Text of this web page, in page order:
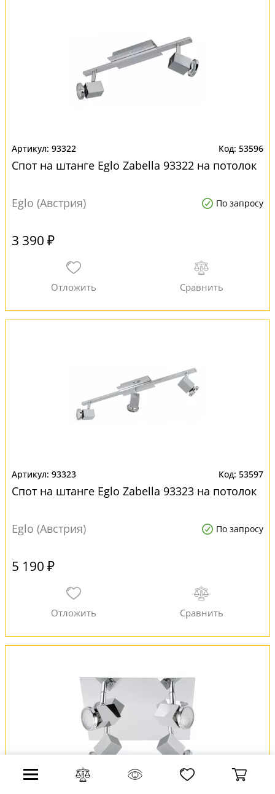
93322 53596
Спот на штанге Eglo Zabella 93322 на потолок
Eglo (Австрия) По запросу
3 390 ₽
93323 53597
Спот на штанге Eglo Zabella 93323 на потолок
Eglo (Австрия) По запросу
5 190 ₽